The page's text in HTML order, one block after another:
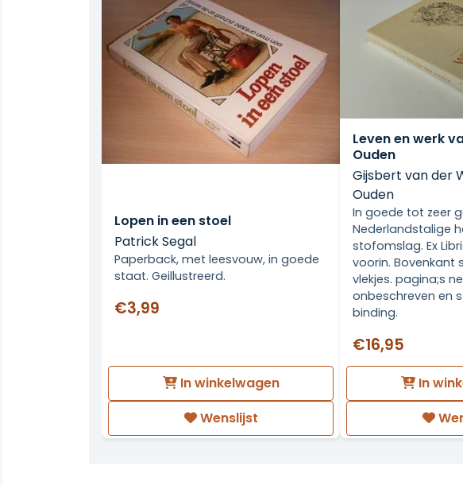
Lopen in een stoel
Patrick Segal
Paperback, met leesvouw, in goede
staat. Geillustreerd.
€3,99
In winkelwagen
Wenslijst
Leven en werk
Ouden
Gijsbert van der
Ouden
In goede tot zeer
Nederlandstalige
stofomslag. Ex
voorin. Bovenkant
vlekjes. pagina;s
onbeschreven en
binding.
€16,95
In